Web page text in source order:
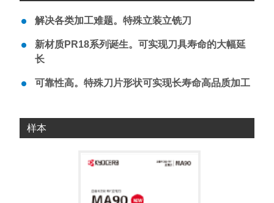
解决各类加工难题。特殊立装立铣刀
新材质PR18系列诞生。可实现刀具寿命的大幅延
长
可靠性高。特殊刀片形状可实现长寿命高品质加工
样本